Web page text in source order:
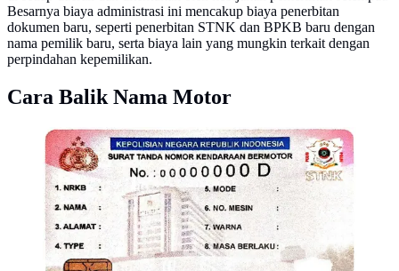
Besarnya biaya administrasi ini mencakup biaya penerbitan
dokumen baru, seperti penerbitan STNK dan BPKB baru dengan
nama pemilik baru, serta biaya lain yang mungkin terkait dengan
perpindahan kepemilikan.
Cara Balik Nama Motor